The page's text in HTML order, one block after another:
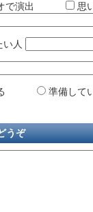
オで演出 思
人
いる 準備して
うぞ